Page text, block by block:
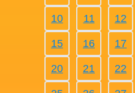
10 11 12
15 16 17
20 21 22